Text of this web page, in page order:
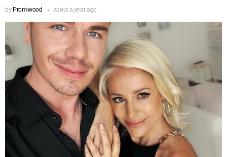
by Promiwood about a year ago